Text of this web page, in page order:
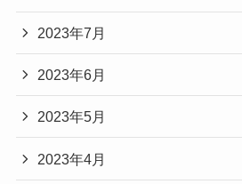
2023年7月
2023年6月
2023年5月
2023年4月